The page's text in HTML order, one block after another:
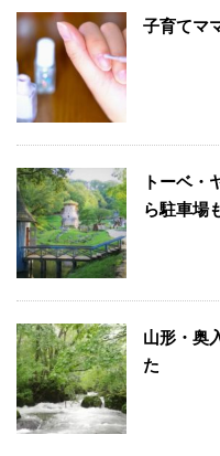
子育てマ
トーベ・
ら駐車場
山形・奥
た